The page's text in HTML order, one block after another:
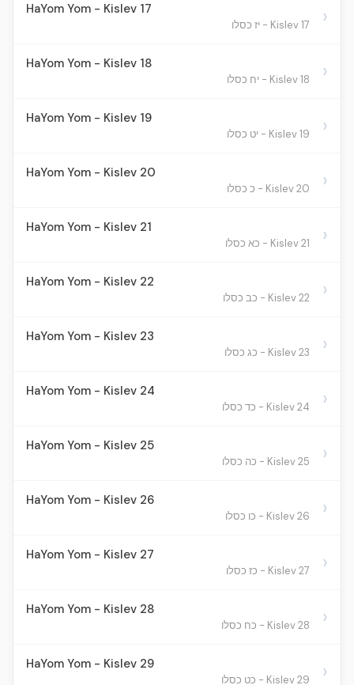
HaYom Yom - Kislev 17
Kislev 17 - יז כסלו ›
HaYom Yom - Kislev 18
Kislev 18 - יח כסלו ›
HaYom Yom - Kislev 19
Kislev 19 - יט כסלו ›
HaYom Yom - Kislev 20
Kislev 20 - כ כסלו ›
HaYom Yom - Kislev 21
Kislev 21 - כא כסלו ›
HaYom Yom - Kislev 22
Kislev 22 - כב כסלו ›
HaYom Yom - Kislev 23
Kislev 23 - כג כסלו ›
HaYom Yom - Kislev 24
Kislev 24 - כד כסלו ›
HaYom Yom - Kislev 25
Kislev 25 - כה כסלו ›
HaYom Yom - Kislev 26
Kislev 26 - כו כסלו ›
HaYom Yom - Kislev 27
Kislev 27 - כז כסלו ›
HaYom Yom - Kislev 28
Kislev 28 - כח כסלו ›
HaYom Yom - Kislev 29
Kislev 29 - כט כסלו ›